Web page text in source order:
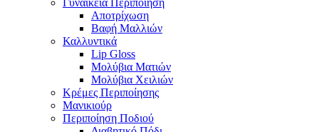
Γυναικεία Περιποίηση
Αποτρίχωση
Βαφή Μαλλιών
Καλλυντικά
Lip Gloss
Μολύβια Ματιών
Μολύβια Χειλιών
Κρέμες Περιποίησης
Μανικιούρ
Περιποίηση Ποδιού